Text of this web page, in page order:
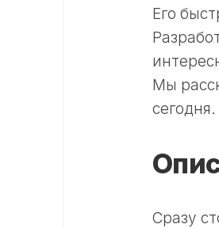
Его
Мы
сегодня.
Сразу